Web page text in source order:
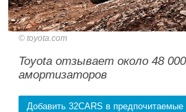
toyota.com
Toyota отзывает около 48
амортизаторов
Добавить 32CARS в предпочитаемые